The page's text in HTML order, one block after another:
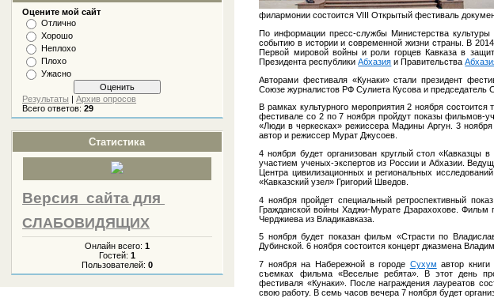
Оцените мой сайт
Отлично
Хорошо
Неплохо
Плохо
Ужасно
Результаты |Архив опросов
Всего ответов:29
Статистика
Версия сайта для
СЛАБОВИДЯЩИХ
Онлайн всего: 1
Гостей: 1
Пользователей: 0
филармонии состоится VIII Открытый фестиваль
По информации пресс-службы Министерства культуры
событию в истории и современной жизни страны. В
Первой мировой войны и роли горцев Кавказа в
Президента республикиАбхазия и Правительства
Авторами фестиваля «Кунаки» стали президент
Союзе журналистов РФ Сулиета Кусова и председатель
В рамках культурного мероприятия 2 ноября
фестивале со 2 по 7 ноября пройдут показы фильмов-
«Люди в черкесках» режиссера Мадины Аргун. 3
автор и режиссер Мурат Джусоев.
4 ноября будет организован круглый стол «Кавказцы
участием ученых-экспертов из России и Абхазии.
Центра цивилизационных и региональных
«Кавказский узел» Григорий Шведов.
4 ноября пройдет специальный ретроспективный
Гражданской войны Хаджи-Мурате Дзарахохове. Фильм
Черджиева из Владикавказа.
5 ноября будет показан фильм «Страсти по
Дубинской. 6 ноября состоится концерт джазмена
7 ноября на Набережной в городе Сухум автор
съемках фильма «Веселые ребята». В этот день
фестиваля «Кунаки». После награждения лауреатов
свою работу. В семь часов вечера 7 ноября будет